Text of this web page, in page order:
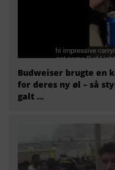
Budweiser brugte en
for deres ny øl – så
galt …